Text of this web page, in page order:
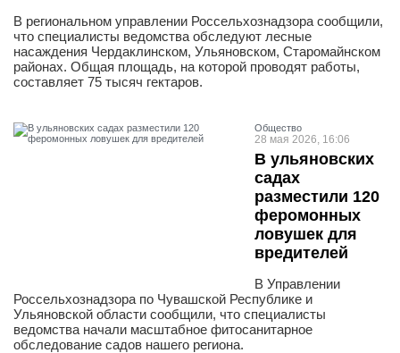
В региональном управлении Россельхознадзора сообщили,
что специалисты ведомства обследуют лесные
насаждения Чердаклинском, Ульяновском, Старомайнском
районах. Общая площадь, на которой проводят работы,
составляет 75 тысяч гектаров.
Общество
28 мая 2026, 16:06
В ульяновских
садах
разместили 120
феромонных
ловушек для
вредителей
В Управлении
Россельхознадзора по Чувашской Республике и
Ульяновской области сообщили, что специалисты
ведомства начали масштабное фитосанитарное
обследование садов нашего региона.